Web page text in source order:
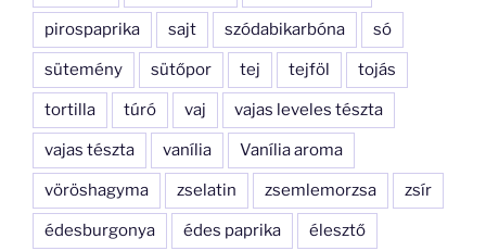
pirospaprika sajt szódabikarbóna só
sütemény sütőpor tej tejföl tojás
tortilla túró vaj vajas leveles tészta
vajas tészta vanília Vanília aroma
vöröshagyma zselatin zsemlemorzsa zsír
édesburgonya édes paprika élesztő